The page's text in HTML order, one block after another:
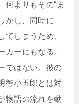
何よりもその“ま
かし、同時に
てしまうため、
カーにもなる。
ではない。彼の
智小五郎とは対
物語の流れを動